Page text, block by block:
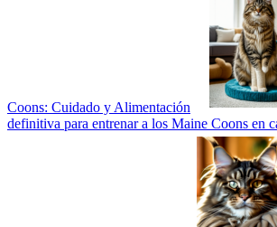
Coons: Cuidado y Alimentación
definitiva para entrenar a los Maine Coons en